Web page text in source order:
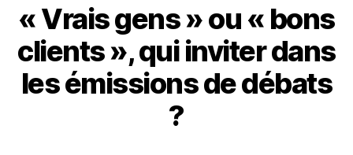
« Vrais gens » ou « bons
clients », qui inviter dans
les émissions de débats
?